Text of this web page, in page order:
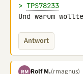
> TPS78233
Und warum
Antwort
RM Rolf M.(rmagnus)